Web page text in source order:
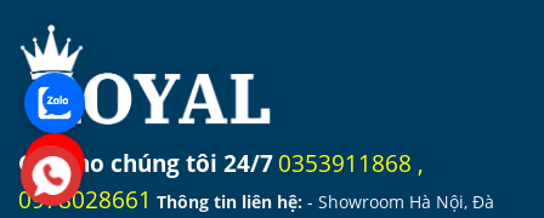
Gọi cho chúng tôi 24/70353911868 ,
0978028661 Thông tin liên hệ: - Showroom Hà Nội, Đà